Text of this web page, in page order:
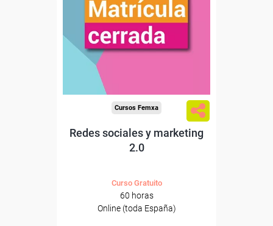
Cursos Femxa
Redes sociales y marketing
2.0
Curso Gratuito
60 horas
Online (toda España)